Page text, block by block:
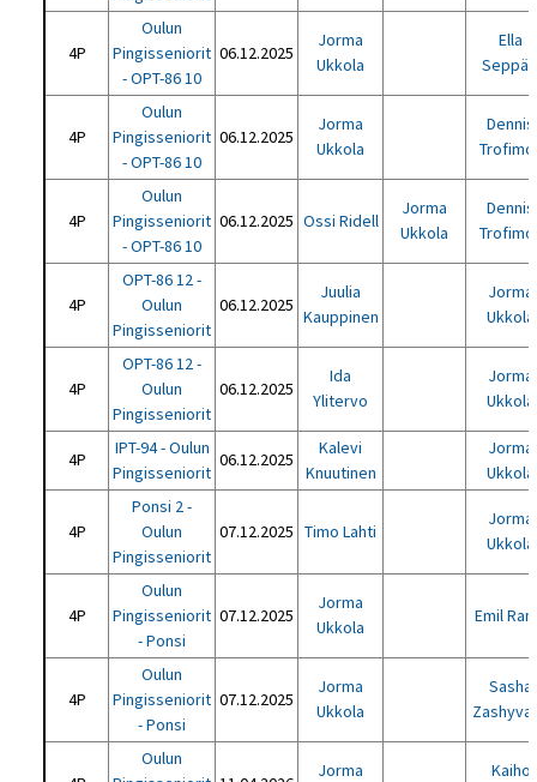
4P
Oulun
Pingisseniorit
- OPT-86 10
06.12.2025
Jorma
Ukkola
Ella
4P
Oulun
Pingisseniorit
- OPT-86 10
06.12.2025
Jorma
Ukkola
Dennis
4P
Oulun
Pingisseniorit
- OPT-86 10
06.12.2025 Ossi Ridell
Jorma
Ukkola
Dennis
4P
OPT-86 12 -
Oulun
Pingisseniorit
06.12.2025
Juulia
Kauppinen
Jorma
Ukkola
4P
OPT-86 12 -
Oulun
Pingisseniorit
06.12.2025
Ida
Ylitervo
Jorma
Ukkola
4P
IPT-94 - Oulun
Pingisseniorit
06.12.2025
Kalevi
Knuutinen
Jorma
Ukkola
4P
Ponsi 2 -
Oulun
Pingisseniorit
07.12.2025 Timo Lahti
Jorma
Ukkola
4P
Oulun
Pingisseniorit
- Ponsi
07.12.2025
Jorma
Ukkola
Emil
4P
Oulun
Pingisseniorit
- Ponsi
07.12.2025
Jorma
Ukkola
Sasha
Oulun
Jorma
Kaiho